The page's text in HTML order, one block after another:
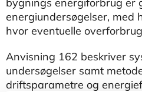
energiundersøgelser, med
hvor eventuelle
Anvisning 162 beskriver
undersøgelser samt
driftsparametre og